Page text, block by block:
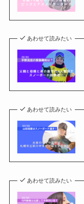
あわせて読みたい
あわせて読みたい
あわせて読みたい